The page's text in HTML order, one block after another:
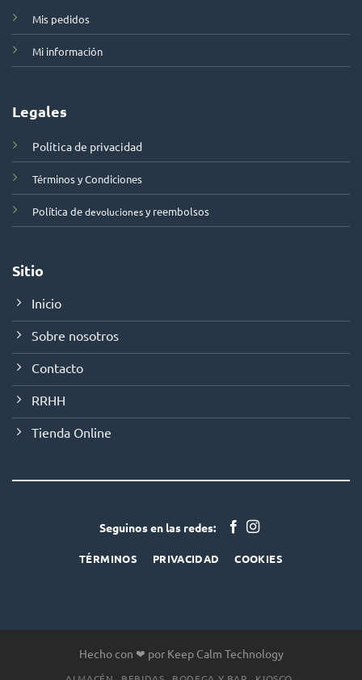
Mis pedidos
Mi información
Legales
Política de privacidad
Términos y Condiciones
Política dedevolucionesy reembolsos
Sitio
Inicio
Sobre nosotros
Contacto
RRHH
Tienda Online
Seguinos en las redes:
TÉRMINOS PRIVACIDAD COOKIES
Hecho con ❤ por Keep Calm Technology